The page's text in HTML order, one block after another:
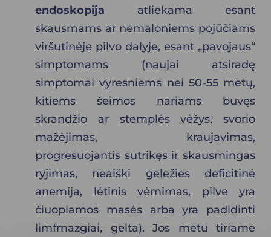
endoskopija atliekama esant
skausmams ar nemaloniems pojūčiams
viršutinėje pilvo dalyje, esant „pavojaus“
simptomams (naujai atsiradę
simptomai vyresniems nei 50-55 metų,
kitiems šeimos nariams buvęs
skrandžio ar stemplės vėžys, svorio
mažėjimas, kraujavimas,
progresuojantis sutrikęs ir skausmingas
ryjimas, neaiški geležies deficitinė
anemija, lėtinis vėmimas, pilve yra
čiuopiamos masės arba yra padidinti
limfmazgiai, gelta). Jos metu tiriame